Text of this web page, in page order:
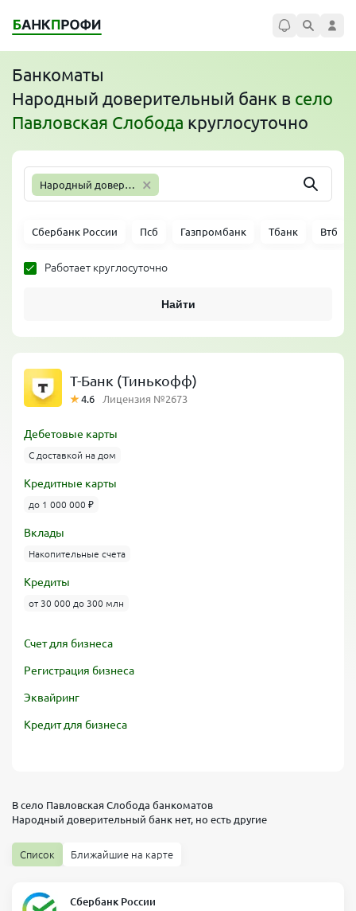
Банкоматы
Народный доверительный банк в село
Павловская Слобода круглосуточно
Народный доверительный банк ×
Сбербанк России Псб Газпромбанк Тбанк Втб
Работает круглосуточно
Найти
Т-Банк (Тинькофф)
4.6 Лицензия №2673
Дебетовые карты
С доставкой на дом
Кредитные карты
до 1 000 000 ₽
Вклады
Накопительные счета
Кредиты
от 30 000 до 300 млн
Счет для бизнеса
Регистрация бизнеса
Эквайринг
Кредит для бизнеса
В село Павловская Слобода банкоматов
Народный доверительный банк нет, но есть другие
Список Ближайшие на карте
Сбербанк России